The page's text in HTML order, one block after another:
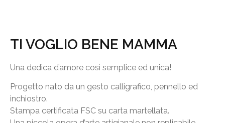
TI VOGLIO BENE MAMMA
Una dedica d’amore così semplice ed unica!
Progetto nato da un gesto calligrafico, pennello ed
inchiostro.
Stampa certificata FSC su carta martellata.